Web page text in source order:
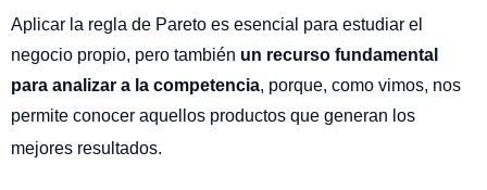
Aplicar la regla de Pareto es esencial para estudiar el
negocio propio, pero también un recurso fundamental
para analizar a la competencia, porque, como vimos, nos
permite conocer aquellos productos que generan los
mejores resultados.